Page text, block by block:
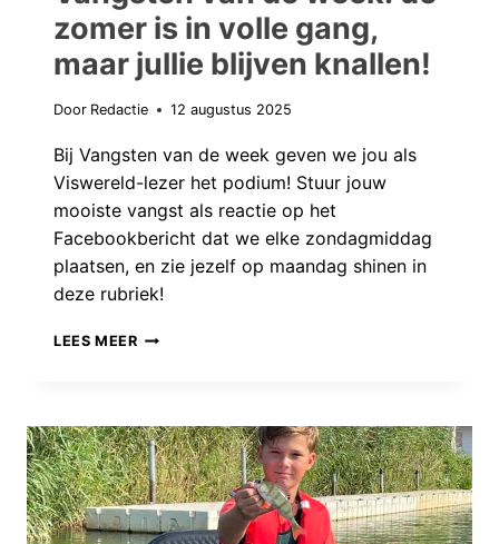
zomer is in volle gang,
maar jullie blijven knallen!
Door Redactie 12 augustus 2025
Bij Vangsten van de week geven we jou als
Viswereld-lezer het podium! Stuur jouw
mooiste vangst als reactie op het
Facebookbericht dat we elke zondagmiddag
plaatsen, en zie jezelf op maandag shinen in
deze rubriek!
LEES MEERVANGSTEN
WEEK:
DE
ZOMER
IS
IN